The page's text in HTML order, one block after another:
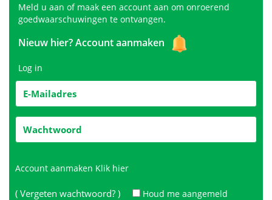
Meld u aan of maak een account aan om onroerend
goedwaarschuwingen te ontvangen.
Nieuw hier?Account aanmaken
Log in
Account aanmaken Klik hier
( Vergeten wachtwoord? ) Houd me aangemeld